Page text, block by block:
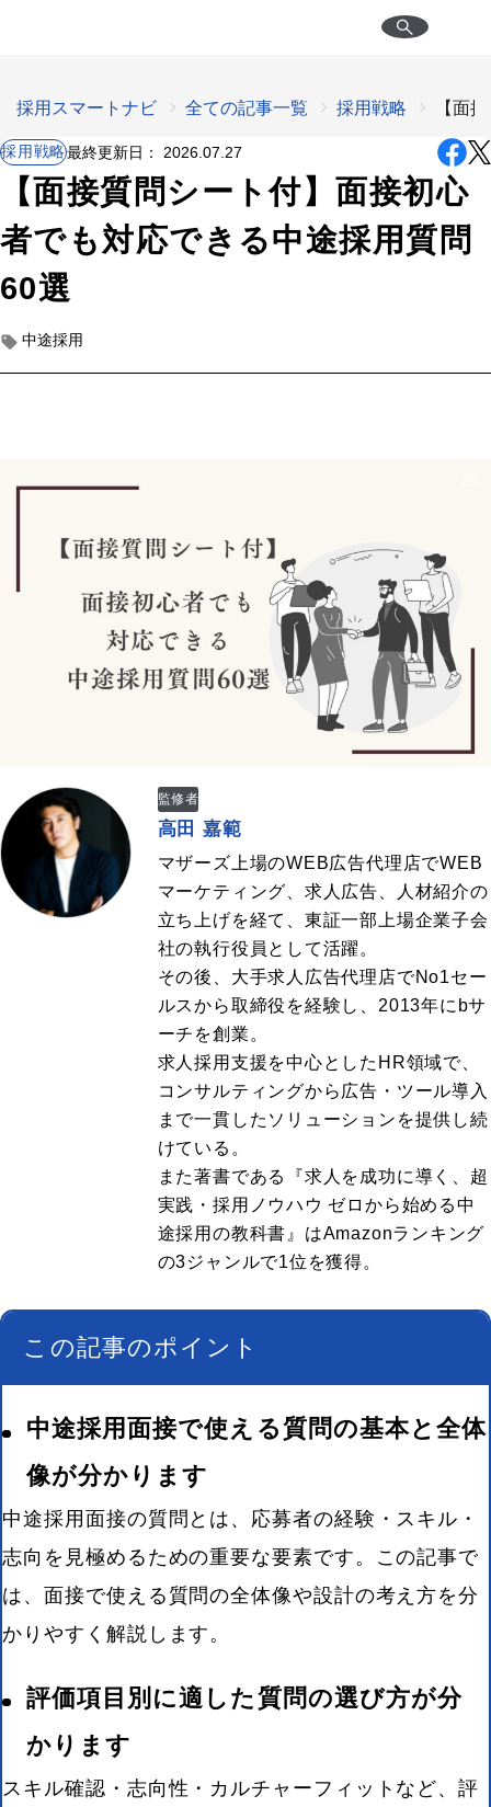
採用スマートナビ 全ての記事一覧 採用戦略 【面
採用戦略最終更新日： 2026.07.27
【面接質問シート付】面接初心
者でも対応できる中途採用質問
60選
中途採用
監修者
高田 嘉範
マザーズ上場のWEB広告代理店でWEB
マーケティング、求人広告、人材紹介の
立ち上げを経て、東証一部上場企業子会
社の執行役員として活躍。
その後、大手求人広告代理店でNo1セー
ルスから取締役を経験し、2013年にbサ
ーチを創業。
求人採用支援を中心としたHR領域で、
コンサルティングから広告・ツール導入
まで一貫したソリューションを提供し続
けている。
また著書である『求人を成功に導く、超
実践・採用ノウハウ ゼロから始める中
途採用の教科書』はAmazonランキング
の3ジャンルで1位を獲得。
この記事のポイント
中途採用面接で使える質問の基本と全体
像が分かります
中途採用面接の質問とは、応募者の経験・スキル・
志向を見極めるための重要な要素です。この記事で
は、面接で使える質問の全体像や設計の考え方を分
かりやすく解説します。
評価項目別に適した質問の選び方が分
かります
スキル確認・志向性・カルチャーフィットなど、評